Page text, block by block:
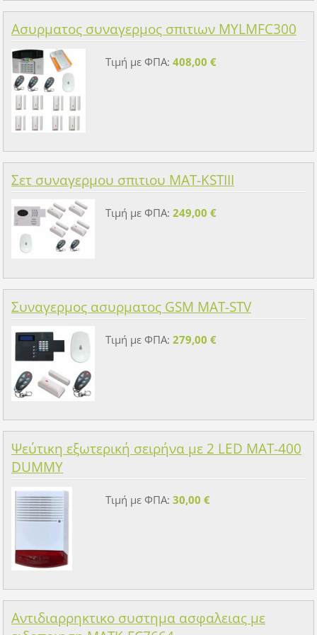
Ασυρματος συναγερμος σπιτιων MYLMFC300
Τιμή με ΦΠΑ: 408,00 €
Σετ συναγερμου σπιτιου MAT-KSTIII
Τιμή με ΦΠΑ: 249,00 €
Συναγερμος ασυρματος GSM MAT-STV
Τιμή με ΦΠΑ: 279,00 €
Ψεύτικη εξωτερική σειρήνα με 2 LED MAT-400
DUMMY
Τιμή με ΦΠΑ: 30,00 €
Αντιδιαρρηκτικο συστημα ασφαλειας με